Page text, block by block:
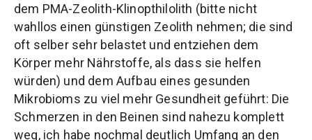
dem PMA-Zeolith-Klinopthilolith (bitte nicht
wahllos einen günstigen Zeolith nehmen; die sind
oft selber sehr belastet und entziehen dem
Körper mehr Nährstoffe, als dass sie helfen
würden) und dem Aufbau eines gesunden
Mikrobioms zu viel mehr Gesundheit geführt: Die
Schmerzen in den Beinen sind nahezu komplett
weg, ich habe nochmal deutlich Umfang an den